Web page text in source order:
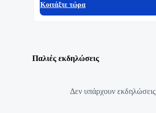
Κοιτάξτε τώρα
Παλιές εκδηλώσεις
Δεν υπάρχουν εκδηλώσεις